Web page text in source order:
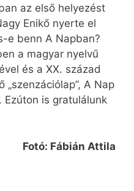
az első helyezést
Enikő nyerte el
e benn A Napban?
a magyar nyelvű
és a XX. század
„szenzációlap”, A Nap
is gratulálunk
Fotó: Fábián Attila